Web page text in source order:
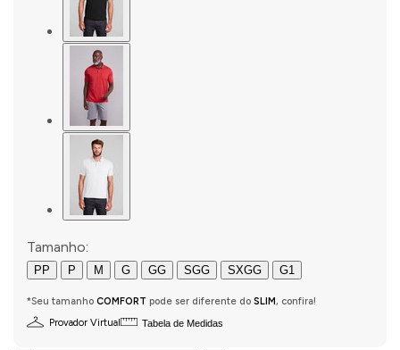
Tamanho:
PP P M G GG SGG SXGG G1
*Seu tamanho COMFORT pode ser diferente do SLIM, confira!
Provador Virtual
Tabela de Medidas